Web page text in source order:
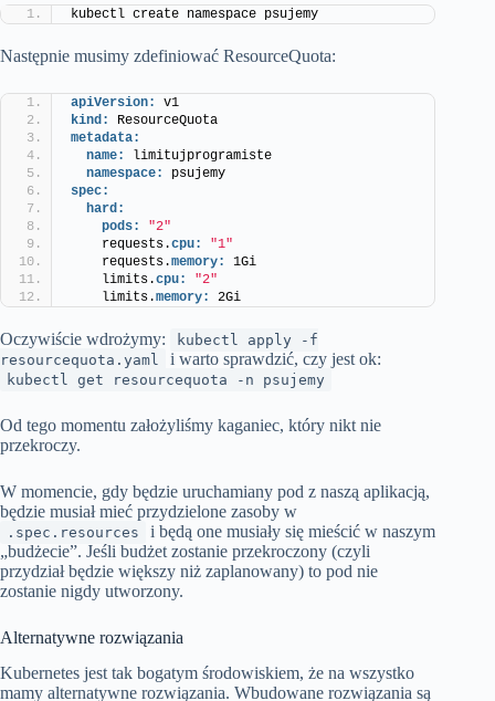
kubectl create namespace psujemy
Następnie musimy zdefiniować ResourceQuota:
apiVersion:
v1
kind:
ResourceQuota
metadata:
name:
limitujprogramiste
namespace:
psujemy
spec:
hard:
pods:
"2"
    requests.
cpu:
"1"
    requests.
memory:
1Gi
    limits.
cpu:
"2"
    limits.
memory: 2Gi
Oczywiście wdrożymy:
kubectl apply -f
resourcequota.yaml
i warto sprawdzić, czy jest ok:
kubectl get resourcequota -n psujemy
Od tego momentu założyliśmy kaganiec, który nikt nie
przekroczy.
W momencie, gdy będzie uruchamiany pod z naszą aplikacją,
będzie musiał mieć przydzielone zasoby w
.spec.resources
i będą one musiały się mieścić w naszym
„budżecie”. Jeśli budżet zostanie przekroczony (czyli
przydział będzie większy niż zaplanowany) to pod nie
zostanie nigdy utworzony.
Alternatywne rozwiązania
Kubernetes jest tak bogatym środowiskiem, że na wszystko
mamy alternatywne rozwiązania. Wbudowane rozwiązania są